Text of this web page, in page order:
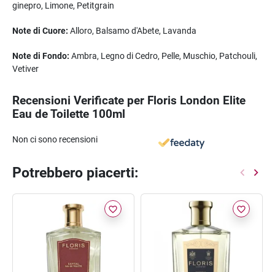
ginepro, Limone, Petitgrain
Note di Cuore: Alloro, Balsamo d'Abete, Lavanda
Note di Fondo: Ambra, Legno di Cedro, Pelle, Muschio, Patchouli,
Vetiver
Recensioni Verificate per Floris London Elite
Eau de Toilette 100ml
Non ci sono recensioni
Potrebbero piacerti:
favorite_border favorite_border